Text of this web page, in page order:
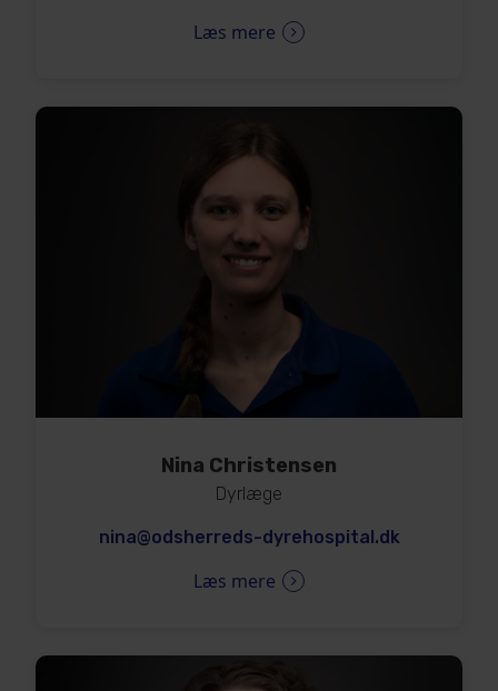
Læs mere
Nina Christensen
Dyrlæge
nina@odsherreds-dyrehospital.dk
Læs mere